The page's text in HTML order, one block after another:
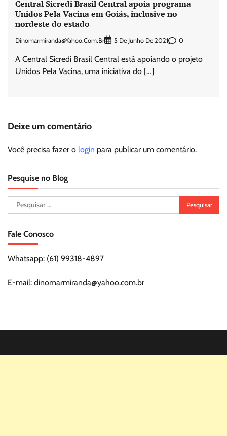
Central Sicredi Brasil Central apoia programa
Unidos Pela Vacina em Goiás, inclusive no
nordeste do estado
Dinomarmiranda@yahoo.com.br 5 De Junho De 2021 0
A Central Sicredi Brasil Central está apoiando o projeto
Unidos Pela Vacina, uma iniciativa do […]
Deixe um comentário
Você precisa fazer o login para publicar um comentário.
Pesquise no Blog
Pesquisar
por:
Fale Conosco
Whatsapp: (61) 99318-4897
E-mail: dinomarmiranda@yahoo.com.br